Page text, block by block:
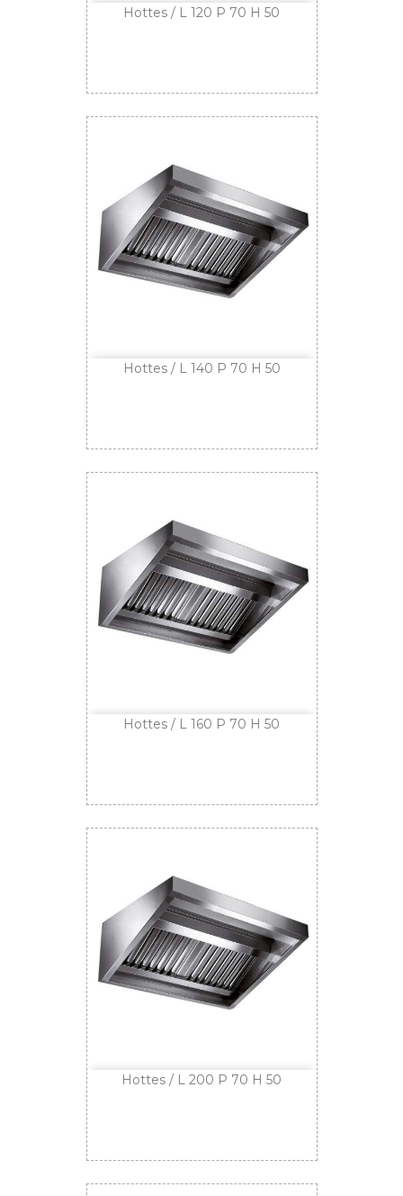
Hottes / L 120 P 70 H 50
Hottes / L 140 P 70 H 50
Hottes / L 160 P 70 H 50
Hottes / L 200 P 70 H 50